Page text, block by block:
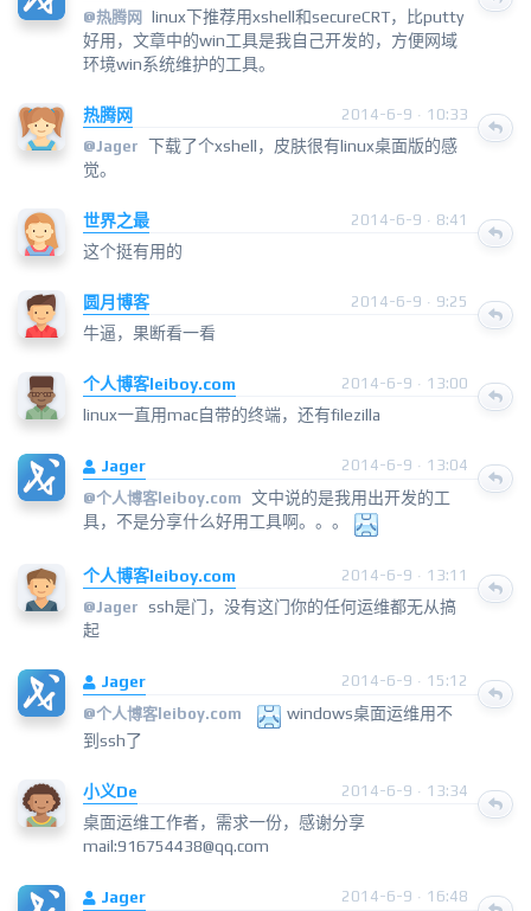
@热腾网
linux下推荐用xshell和secureCRT，比putty
好用，文章中的win工具是我自己开发的，方便网域
环境win系统维护的工具。
热腾网
2014-6-9 · 10:33
@Jager 下载了个xshell，皮肤很有linux桌面版的感
觉。
世界之最 2014-6-9 · 8:41
这个挺有用的
圆月博客 2014-6-9 · 9:25
牛逼，果断看一看
个人博客leiboy.com 2014-6-9 · 13:00
linux一直用mac自带的终端，还有filezilla
Jager
2014-6-9 · 13:04
@个人博客leiboy.com 文中说的是我用出开发的工
具，不是分享什么好用工具啊。。。
个人博客leiboy.com
2014-6-9 · 13:11
@Jager ssh是门，没有这门你的任何运维都无从搞
起
Jager
2014-6-9 · 15:12
@个人博客leiboy.com
windows桌面运维用不
到ssh了
小义De 2014-6-9 · 13:34
桌面运维工作者，需求一份，感谢分享
mail:916754438@qq.com
Jager
2014-6-9 · 16:48